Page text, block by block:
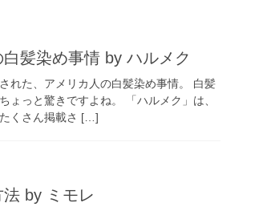
髪染め事情 by ハルメク
れた、アメリカ人の白髪染め事情。 白髪
ょっと驚きですよね。 「ハルメク」は、
くさん掲載さ […]
by ミモレ